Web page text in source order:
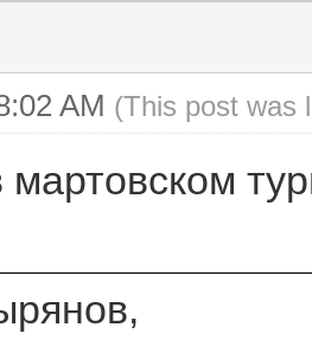
AM (This post was